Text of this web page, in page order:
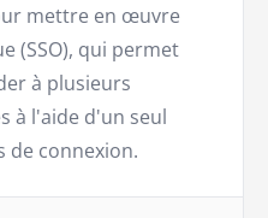
mettre en œuvre
(SSO), qui permet
à plusieurs
à l'aide d'un seul
de connexion.